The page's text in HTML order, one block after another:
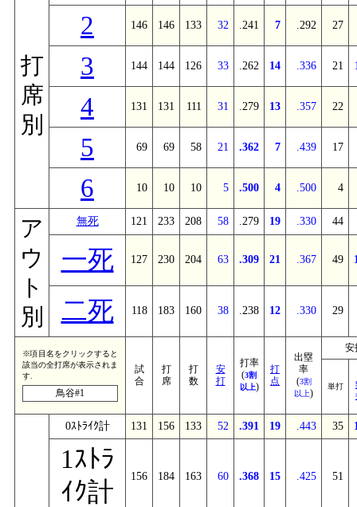
打
席
別
2 146 146 133 32 .241 7 .292 27
3 144 144 126 33 .262 14 .336 21
4 131 131 111 31 .279 13 .357 22
5 69 69 58 21 .362 7 .439 17
6 10 10 10 5 .500 4 .500 4
ア
ウ
ト
別
無死 121 233 208 58 .279 19 .330 44
一死 127 230 204 63 .309 21 .367 49
二死 118 183 160 38 .238 12 .330 29
※項目名をクリックすると
該当の全打席が表示されま
す.
鳥谷#1
試
合
打
席
打
数
安
打
打率
(3割
以上)
打
点
出塁
率
(3割
以上)
安
単打
0ｽﾄﾗｲｸ計 131 156 133 52 .391 19 .443 35
1ｽﾄﾗ
ｲｸ計
156 184 163 60 .368 15 .425 51